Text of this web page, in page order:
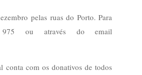
pelas ruas do Porto. Para
975 ou através do email
conta com os donativos de todos